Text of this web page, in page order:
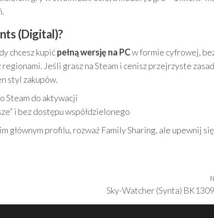
(Digital)?
chcesz kupićpełną wersję na PCw formie cyfrowej,
Jeśli grasz na Steam i cenisz przejrzyste
styl zakupów.
Steam do aktywacji
i bez dostępu współdzielonego
głównym profilu, rozważ Family Sharing, ale upewnij się
Sky-Watcher (Synta)